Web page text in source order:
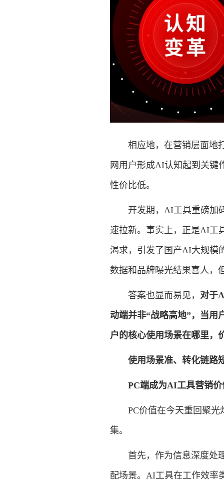
相应地，在营销层面地打
网用户形成AI认知起到关键
性价比低。
开发期，AI工具重磅加码
速拉新。事实上，正是AI工
渴求，引发了国产AI大规模
数据和品牌曝光结果喜人，
答案也显而易见， 对于
动端并非“战略高地”，当用
户的核心使用场景在哪里，
使用场景准、转化链路
PC端成为AI工具营销价
PC价值在今天重回聚光
集。
首先，作为信息深度处
配场景。AI工具在工作效率